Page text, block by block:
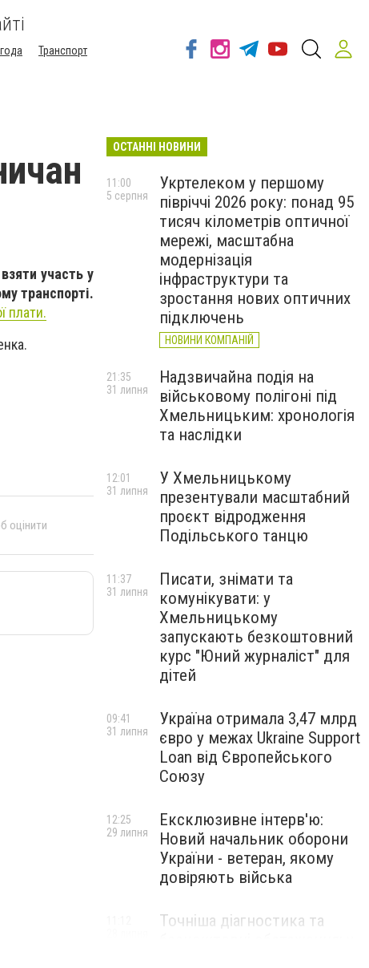
Транспорт
участь у
транспорті.
плати.
оцінити
ОСТАННІ НОВИНИ
Укртелеком у першому
півріччі 2026 року: понад 95
тисяч кілометрів оптичної
мережі, масштабна
модернізація
інфраструктури та
зростання нових оптичних
підключень
НОВИНИ КОМПАНІЙ
11:00
5 серпня
Надзвичайна подія на
військовому полігоні під
Хмельницьким: хронологія
та наслідки
21:35
31 липня
У Хмельницькому
презентували масштабний
проєкт відродження
Подільського танцю
12:01
31 липня
Писати, знімати та
комунікувати: у
Хмельницькому
запускають безкоштовний
курс "Юний журналіст" для
дітей
11:37
31 липня
Україна отримала 3,47 млрд
євро у межах Ukraine Support
Loan від Європейського
Союзу
09:41
31 липня
Ексклюзивне інтерв'ю:
Новий начальник оборони
України - ветеран, якому
довіряють війська
12:25
29 липня
Точніша діагностика та